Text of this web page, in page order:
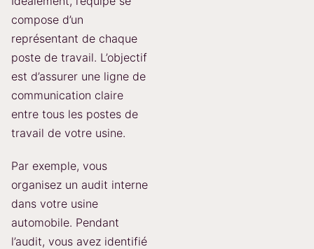
compose d’un
représentant de chaque
poste de travail. L’objectif
est d’assurer une ligne de
communication claire
entre tous les postes de
travail de votre usine.
Par exemple, vous
organisez un audit interne
dans votre usine
automobile. Pendant
l’audit, vous avez identifié